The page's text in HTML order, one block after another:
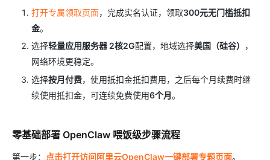
打开专属领取页面，完成实名认证，领取300元无门槛抵扣
金。
选择轻量应用服务器 2核2G配置，地域选择美国（硅谷）
，
网络环境更稳定。
选择按月付费，使用抵扣金抵扣费用，之后每个月续费时继
续使用抵扣金，可连续免费使用6个月。
零基础部署 OpenClaw 喂饭级步骤流程
第一步： 点击打开访问阿里云OpenClaw一键部署专题页面。